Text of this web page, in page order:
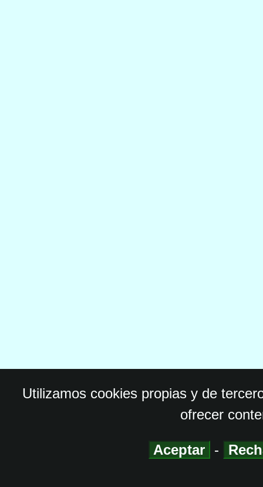
Utilizamos cookies propias y de
ofrecer
Aceptar -